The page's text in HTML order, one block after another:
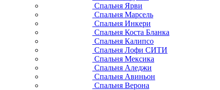
Спальня Ярви
Спальня Марсель
Спальня Инкери
Спальня Коста Бланка
Спальня Калипсо
Спальня Лофи СИТИ
Спальня Мексика
Спальня Аледжи
Спальня Авиньон
Спальня Верона